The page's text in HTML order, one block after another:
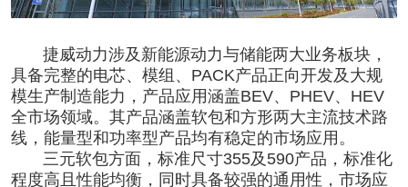
捷威动力涉及 新能源动力与储能两大业务板块，
具备完整的电芯、模组、PACK产品正向开发及大规
模生产制造能力，产品应用涵盖BEV、PHEV、HEV
全市场领域。其产品涵盖软包和方形两大主流技术路
线，能量型和功率型产品均有稳定的市场应用。
三元软包方面，标准尺寸355及590产品，标准化
程度高且性能均衡，同时具备较强的通用性，市场应